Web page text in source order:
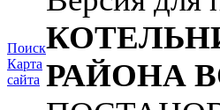
Поиск
Карта
сайта РАЙОНА